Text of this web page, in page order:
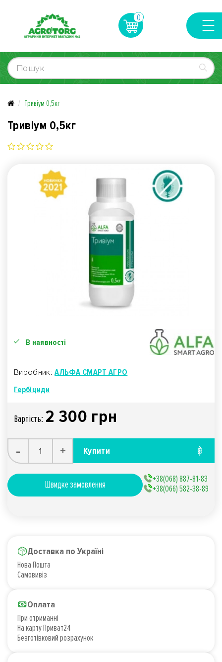
0
Тривіум 0,5кг
Тривіум 0,5кг
В наявності
Виробник:АЛЬФА СМАРТ АГРО
Гербіциди
Вартiсть: 2 300 грн
- + Купити
Швидке замовлення
+38(068) 887-81-83
+38(066) 582-38-89
Доставка по Україні
Нова Пошта
Самовивіз
Оплата
При отриманні
На карту Приват24
Безготівковий розрахунок